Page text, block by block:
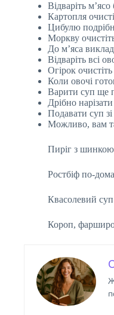
Відваріть
Картопля
Цибулю
Моркву
До м’яса
Відваріть всі
Огірок
Коли овочі
Варити суп ще
Дрібно
Подавати суп
Можливо, вам
Пиріг з шинкою
Ростбіф по-
Квасолевий
Короп,